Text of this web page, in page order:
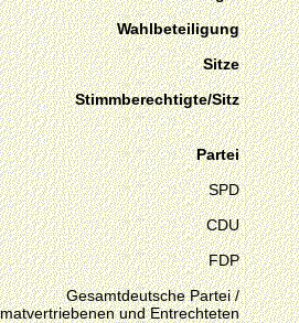
Wahlbeteiligung
Sitze
Stimmberechtigte/Sitz
Partei
SPD
CDU
FDP
Gesamtdeutsche Partei /
und Entrechteten